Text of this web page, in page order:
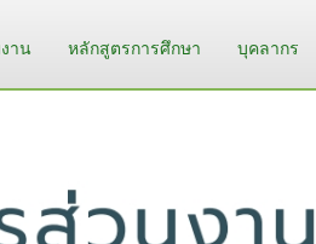
าน หลักสูตรการศึกษา บุคลากร